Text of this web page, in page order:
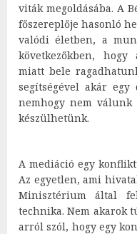
viták megoldásába. A
főszereplője hasonló
valódi életben, a
következőkben,
miatt bele
segítségével akár
nemhogy nem
készülhetünk.
A mediáció egy
Az egyetlen, ami
Minisztérium által
technika. Nem akarok
arról szól, hogy egy